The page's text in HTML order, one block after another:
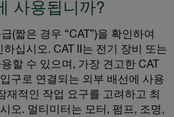
사용됩니까?
(짧은 경우 “CAT”)을 확인하여
십시오. CAT II는 전기 장비 또는
할 수 있으며, 가장 견고한 CAT
구로 연결되는 외부 배선에 사용
재적인 작업 요구를 고려하고 최
오. 멀티미터는 모터, 펌프, 조명,